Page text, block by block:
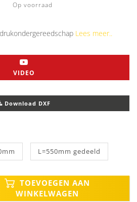
Op voorraad
Lees meer..
VIDEO
Download DXF
L=550mm gedeeld
TOEVOEGEN AAN
WINKELWAGEN